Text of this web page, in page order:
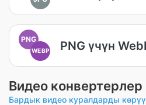
PNG
WEBP PNG үчүн
Видео конвертерлер
Бардык видео куралдарды